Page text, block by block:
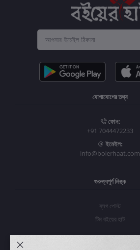
যোগাযোগের তথ্য
ফোন:
+91 7044472233
ইমেইল:
info@boierhaat.com
গুরুত্বপূর্ণ লিঙ্ক
ব্লগ পোস্ট
টিম বইয়ের হাট